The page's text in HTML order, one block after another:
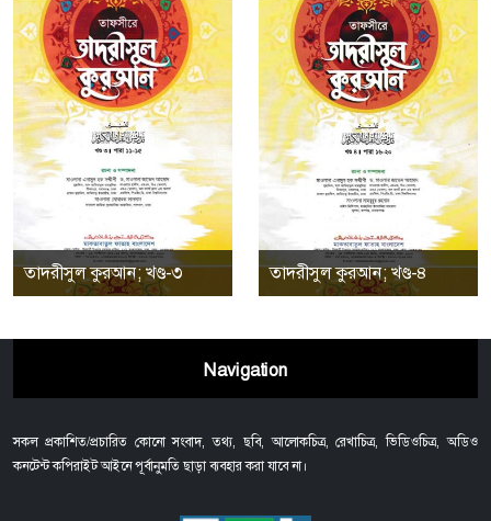
তাদরীসুল কুরআন; খণ্ড-৩ তাদরীসুল কুরআন; খণ্ড-৪
Navigation
সকল প্রকাশিত/প্রচারিত কোনো সংবাদ, তথ্য, ছবি, আলোকচিত্র, রেখাচিত্র, ভিডিওচিত্র, অডিও
কনটেন্ট কপিরাইট আইনে পূর্বানুমতি ছাড়া ব্যবহার করা যাবে না।